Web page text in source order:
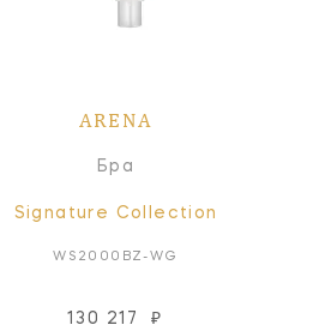
ARENA
Бра
Signature Collection
WS2000BZ-WG
130 217 ₽